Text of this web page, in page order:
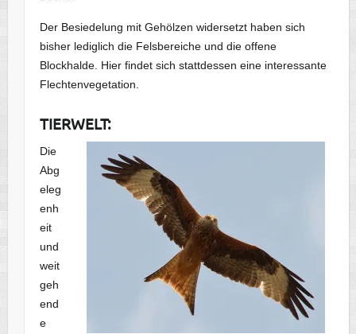
Der Besiedelung mit Gehölzen widersetzt haben sich
bisher lediglich die Felsbereiche und die offene
Blockhalde. Hier findet sich stattdessen eine interessante
Flechtenvegetation.
TIERWELT:
Die
Abg
eleg
enh
eit
und
weit
geh
end
e